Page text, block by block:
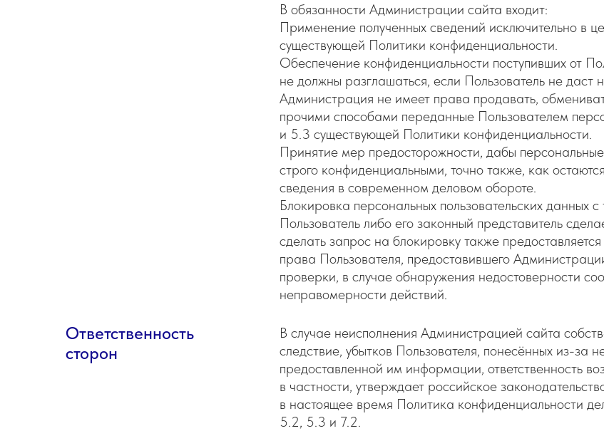
В обязанности Администрации сайта входит:
Применение полученных сведений исключительно в
существующей Политики конфиденциальности.
Обеспечение конфиденциальности поступивших от
не должны разглашаться, если Пользователь не
Администрация не имеет права продавать,
прочими способами переданные Пользователем
и 5.3 существующей Политики конфиденциальности.
Принятие мер предосторожности, дабы
строго конфиденциальными, точно также, как
сведения в современном деловом обороте.
Блокировка персональных пользовательских данных с
Пользователь либо его законный представитель
сделать запрос на блокировку также
права Пользователя, предоставившего
проверки, в случае обнаружения недостоверности
неправомерности действий.
Ответственность
сторон
В случае неисполнения Администрацией сайта
следствие, убытков Пользователя, понесённых из-за
предоставленной им информации, ответственность
в частности, утверждает российское
в настоящее время Политика конфиденциальности
5.2, 5.3 и 7.2.